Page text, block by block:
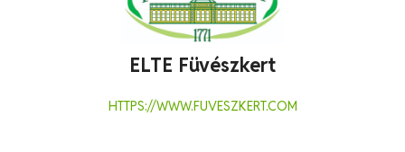
ELTE Füvészkert
HTTPS://WWW.FUVESZKERT.COM